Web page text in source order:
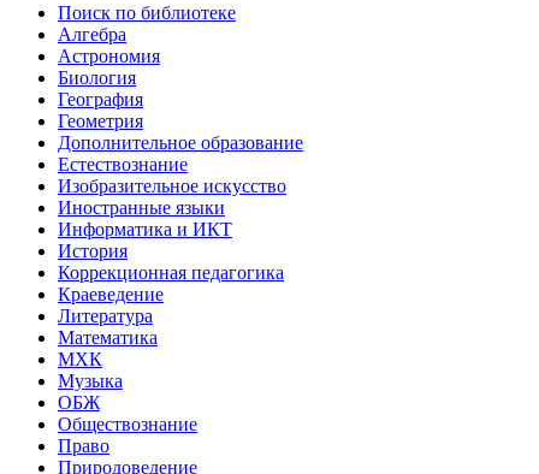
Поиск по библиотеке
Алгебра
Астрономия
Биология
География
Геометрия
Дополнительное образование
Естествознание
Изобразительное искусство
Иностранные языки
Информатика и ИКТ
История
Коррекционная педагогика
Краеведение
Литература
Математика
МХК
Музыка
ОБЖ
Обществознание
Право
Природоведение